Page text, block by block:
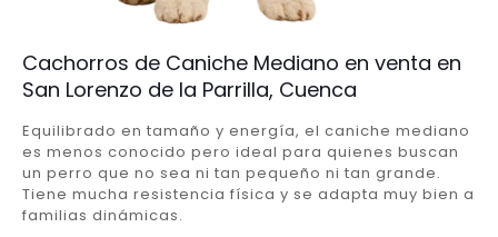
Cachorros de Caniche Mediano en venta en
San Lorenzo de la Parrilla, Cuenca
Equilibrado en tamaño y energía, el caniche mediano
es menos conocido pero ideal para quienes buscan
un perro que no sea ni tan pequeño ni tan grande.
Tiene mucha resistencia física y se adapta muy bien a
familias dinámicas.